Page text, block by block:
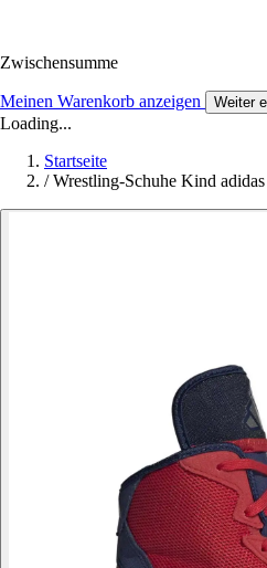
Zwischensumme
Meinen Warenkorb anzeigen Weiter
Loading...
Startseite
/ Wrestling-Schuhe Kind